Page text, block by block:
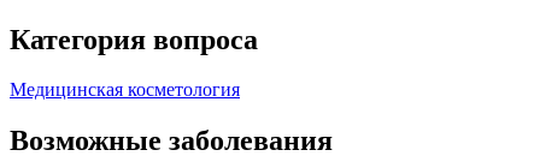
Категория вопроса
Медицинская косметология
Возможные заболевания